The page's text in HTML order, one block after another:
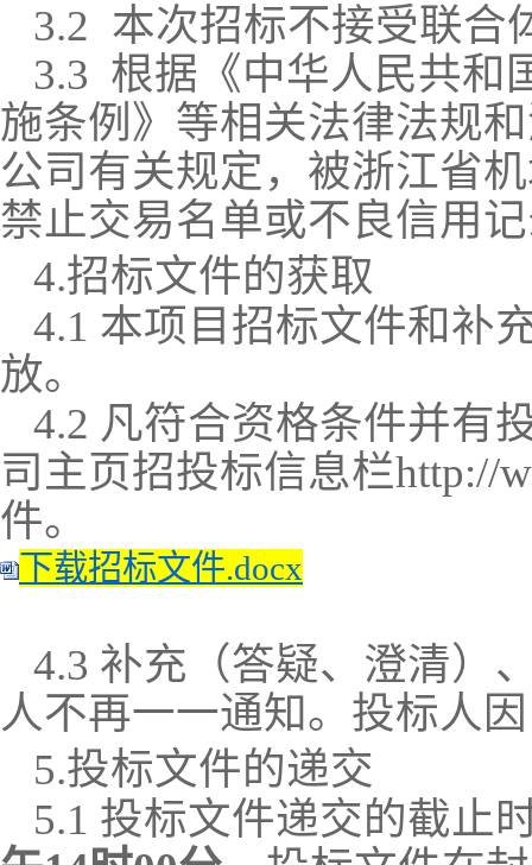
3.2 本次招标不接受联合
3.3 根据《中华人民共和
施条例》等相关法律法规
公司有关规定，被浙江省
禁止交易名单或不良信用
4.招标文件的获取
4.1 本项目招标文件和补
放。
4.2 凡符合资格条件并有
司主页招投标信息栏http://
件。
下载招标文件.docx
4.3 补充（答疑、澄清）
人不再一一通知。投标人
5.投标文件的递交
5.1 投标文件递交的截止